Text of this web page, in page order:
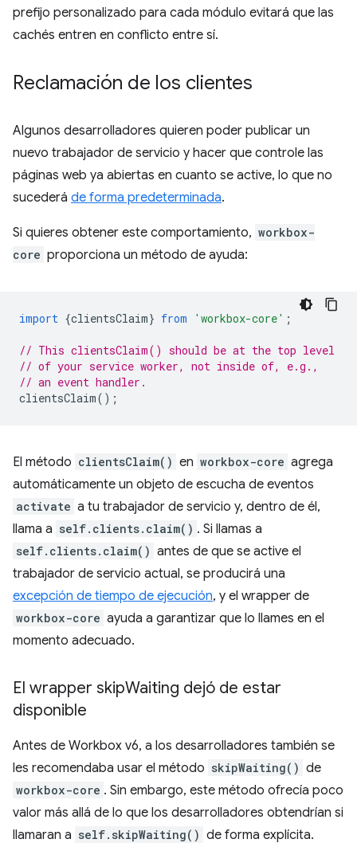
prefijo personalizado para cada módulo evitará que las
cachés entren en conflicto entre sí.
Reclamación de los clientes
Algunos desarrolladores quieren poder publicar un
nuevo trabajador de servicio y hacer que controle las
páginas web ya abiertas en cuanto se active, lo que no
sucederá de forma predeterminada.
Si quieres obtener este comportamiento, workbox-
core proporciona un método de ayuda:
import {clientsClaim} from 'workbox-core' ;
// This clientsClaim() should be at the top level
// of your service worker, not inside of, e.g.,
// an event handler.
clientsClaim();
El método clientsClaim() en workbox-core agrega
automáticamente un objeto de escucha de eventos
activate a tu trabajador de servicio y, dentro de él,
llama a self.clients.claim() . Si llamas a
self.clients.claim() antes de que se active el
trabajador de servicio actual, se producirá una
excepción de tiempo de ejecución, y el wrapper de
workbox-core ayuda a garantizar que lo llames en el
momento adecuado.
El wrapper skipWaiting dejó de estar
disponible
Antes de Workbox v6, a los desarrolladores también se
les recomendaba usar el método skipWaiting() de
workbox-core . Sin embargo, este método ofrecía poco
valor más allá de lo que los desarrolladores obtendrían si
llamaran a self.skipWaiting() de forma explícita.